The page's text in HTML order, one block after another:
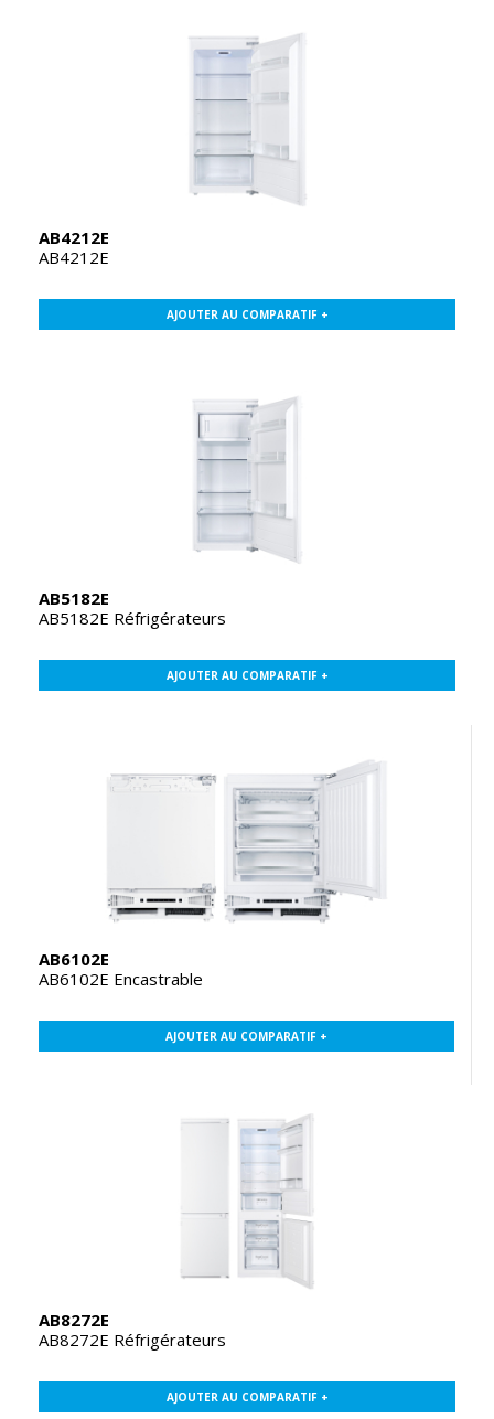
AB4212E
AB4212E
AJOUTER AU COMPARATIF +
AB5182E
AB5182E Réfrigérateurs
AJOUTER AU COMPARATIF +
AB6102E
AB6102E Encastrable
AJOUTER AU COMPARATIF +
AB8272E
AB8272E Réfrigérateurs
AJOUTER AU COMPARATIF +